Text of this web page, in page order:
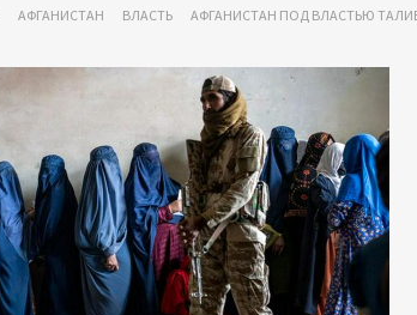
АФГАНИСТАН ВЛАСТЬ АФГАНИСТАН ПОД ВЛАСТЬЮ